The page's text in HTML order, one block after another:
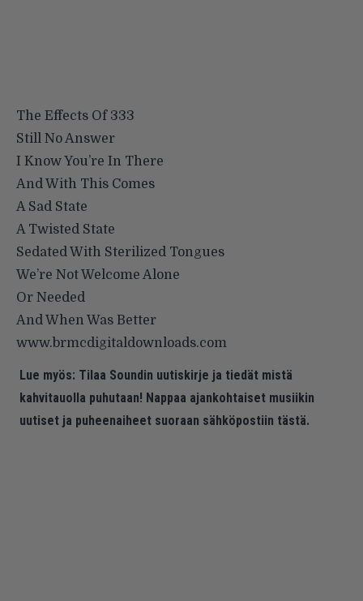
The Effects Of 333
Still No Answer
I Know You’re In There
And With This Comes
A Sad State
A Twisted State
Sedated With Sterilized Tongues
We’re Not Welcome Alone
Or Needed
And When Was Better
www.brmcdigitaldownloads.com
Lue myös: Tilaa Soundin uutiskirje ja tiedät mistä
kahvitauolla puhutaan! Nappaa ajankohtaiset musiikin
uutiset ja puheenaiheet suoraan sähköpostiin tästä.